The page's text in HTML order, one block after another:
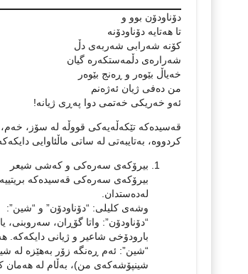
دۆناودۆن بوو و
تا هەتایە دۆناودۆنە
كۆنە شەرابی شەربەی دڵ
شەرارەی دڵمەستكەرە گیان
خەیاڵ بێوەر و ڕەنج بێوەر
من دەفی ژیان ئەژەنم
ئەو خەریكی خەتمی دوا پەڕی ژیانە!
قەسیدەکە تێكه‌ڵه‌یه‌كی قووڵه‌ له‌ سۆز،
کردووە، بەتایبەتی لە ساتی ماڵئاوایی
بیرۆکەی سه‌ره‌كی و كه‌شی شیعر
بیرۆکەی سه‌ره‌كی قه‌سیده‌كه‌ بریتییه‌
له‌ده‌ستدان.
وشه‌ی كلیلی: “دۆناودۆن” و “شین”:
“دۆناودۆن”: واتا گۆڕان، سه‌روبنی،
بارودۆخی شاعیر و ژیانی دایكه‌كه‌.
“شین”: ئه‌م ڕه‌نگه‌ زۆر به‌هێزه‌ له‌
شینپۆشه‌كه‌ی من)، به‌ڵام له‌ هه‌مان